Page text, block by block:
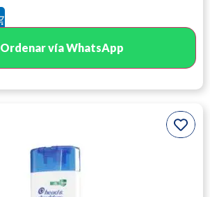
Ordenar vía WhatsApp